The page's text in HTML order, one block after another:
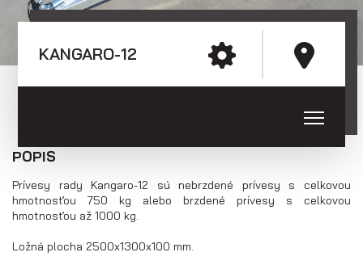
E-mail: agados@agados.sk
Sledujte nás
Prívesy s kolesami vedľa ložnej
plochy (plechové bočnice)
KANGARO-12
POPIS
Prívesy rady Kangaro-12 sú nebrzdené prívesy s celkovou
hmotnosťou 750 kg alebo brzdené prívesy s celkovou
hmotnosťou až 1000 kg.
Ložná plocha 2500x1300x100 mm.